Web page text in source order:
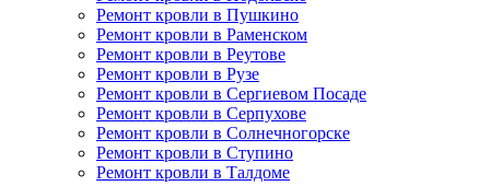
Ремонт кровли в Пушкино
Ремонт кровли в Раменском
Ремонт кровли в Реутове
Ремонт кровли в Рузе
Ремонт кровли в Сергиевом Посаде
Ремонт кровли в Серпухове
Ремонт кровли в Солнечногорске
Ремонт кровли в Ступино
Ремонт кровли в Талдоме